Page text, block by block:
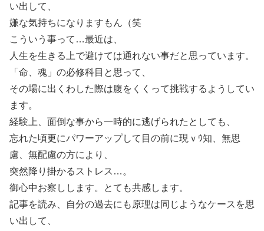
い出して、
嫌な気持ちになりますもん（笑
こういう事って…最近は、
人生を生きる上で避けては通れない事だと思っています。
「命、魂」の必修科目と思って、
その場に出くわした際は腹をくくって挑戦するようしてい
ます。
経験上、面倒な事から一時的に逃げられたとしても、
忘れた頃更にパワーアップして目の前に現ｖｳ知、無思
慮、無配慮の方により、
突然降り掛かるストレス…。
御心中お察しします。とても共感します。
記事を読み、自分の過去にも原理は同じようなケースを思
い出して、